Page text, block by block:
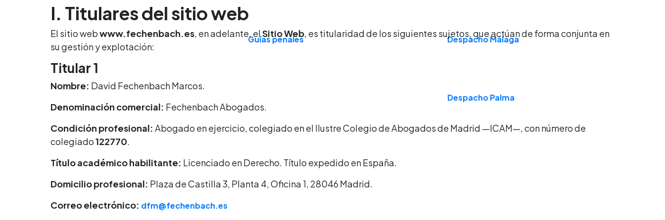
Guías penales Despacho Málaga
Despacho Palma
I. Titulares del sitio web
El sitio webwww.fechenbach.es, en adelante, elSitio Web, es titularidad de los siguientes sujetos, que actúan de forma conjunta en
su gestión y explotación:
Titular 1
Nombre: David Fechenbach Marcos.
Denominación comercial: Fechenbach Abogados.
Condición profesional: Abogado en ejercicio, colegiado en el Ilustre Colegio de Abogados de Madrid —ICAM—, con número de
colegiado122770.
Título académico habilitante: Licenciado en Derecho. Título expedido en España.
Domicilio profesional: Plaza de Castilla 3, Planta 4, Oficina 1, 28046 Madrid.
Correo electrónico: dfm@fechenbach.es